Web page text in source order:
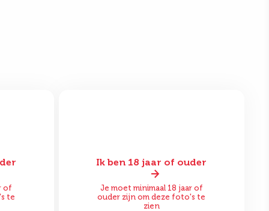
of
te
Na
Ik ben 18 jaar of ouder
Je moet minimaal 18 jaar of
ouder zijn om deze foto's te
zien
Voor Na